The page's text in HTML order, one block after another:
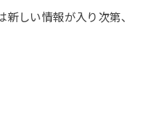
しい情報が入り次第、